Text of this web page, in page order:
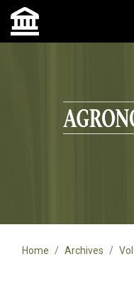
Agronomy Science,
czasopisma
Skip to main navigation
Skip to main content
Skip to site footer
Main
Home Archives